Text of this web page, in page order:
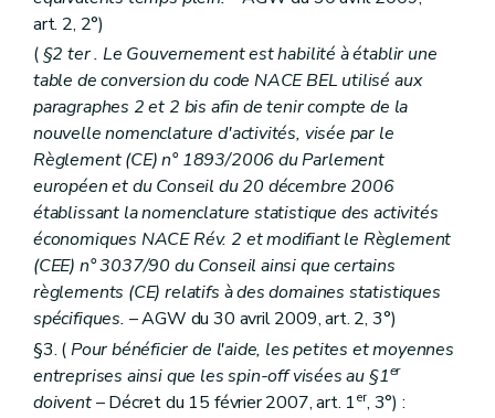
art. 2, 2°)
( §2ter. Le Gouvernement est habilité à établir une
table de conversion du code NACE BEL utilisé aux
paragraphes 2 et 2 bis afin de tenir compte de la
nouvelle nomenclature d'activités, visée par le
Règlement (CE) n° 1893/2006 du Parlement
européen et du Conseil du 20 décembre 2006
établissant la nomenclature statistique des activités
économiques NACE Rév. 2 et modifiant le Règlement
(CEE) n° 3037/90 du Conseil ainsi que certains
règlements (CE) relatifs à des domaines statistiques
spécifiques. – AGW du 30 avril 2009, art. 2, 3°)
§3. (Pour bénéficier de l'aide, les petites et moyennes
entreprises ainsi que les spin-off visées au §1er
doivent– Décret du 15 février 2007, art. 1er, 3°) :